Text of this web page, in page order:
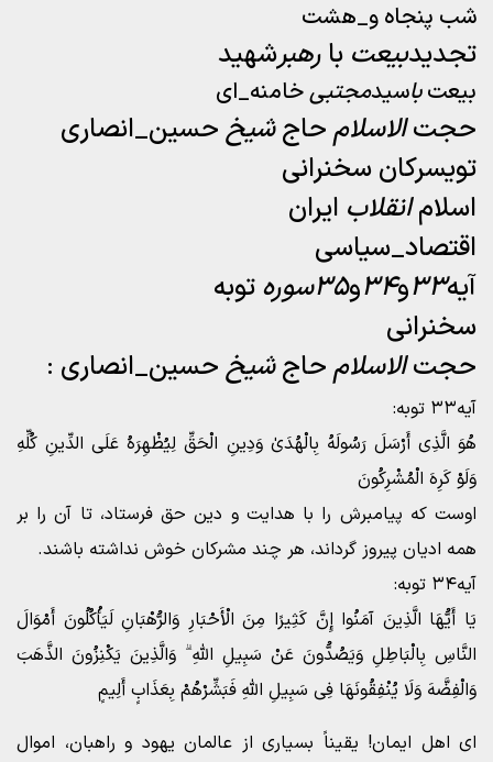
شب پنجاه و_هشت
تجدیدبیعت بارهبرشهید
بیعتباسیدمجتبیخامنه_ای
حجتالاسلامحاجشیخحسین_انصاری
تویسرکان سخنرانی
اسلامانقلاب ایران
اقتصاد_سیاسی
آیه۳۳و۳۴و۳۵سوره
توبه
سخنرانی
حجتالاسلامحاجشیخحسین_انصاری :
آیه۳۳ توبه:
هُوَ الَّذِی أَرْسَلَ رَسُولَهُ بِالْهُدَىٰ وَدِینِ الْحَقِّ لِیُظْهِرَهُ عَلَى الدِّینِ کُلِّهِ
وَلَوْ کَرِهَ الْمُشْرِکُونَ
اوست که پیامبرش را با هدایت و دین حق فرستاد، تا آن را بر
همه ادیان پیروز گرداند، هر چند مشرکان خوش نداشته باشند.
آیه۳۴ توبه:
یَا أَیُّهَا الَّذِینَ آمَنُوا إِنَّ کَثِیرًا مِنَ الْأَحْبَارِ وَالرُّهْبَانِ لَیَأْکُلُونَ أَمْوَالَ
النَّاسِ بِالْبَاطِلِ وَیَصُدُّونَ عَنْ سَبِیلِ اللَّهِ ۗ وَالَّذِینَ یَکْنِزُونَ الذَّهَبَ
وَالْفِضَّهَ وَلَا یُنْفِقُونَهَا فِی سَبِیلِ اللَّهِ فَبَشِّرْهُمْ بِعَذَابٍ أَلِیمٍ
ای اهل ایمان! یقیناً بسیاری از عالمان یهود و راهبان، اموال